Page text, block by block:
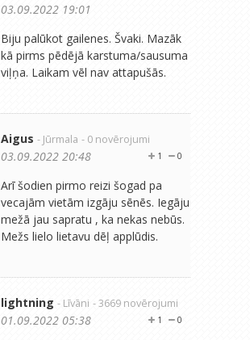
03.09.2022 19:01
Biju palūkot gailenes. Švaki. Mazāk
kā pirms pēdējā karstuma/sausuma
viļņa. Laikam vēl nav attapušās.
Aigus - Jūrmala - 0 novērojumi
0
1
03.09.2022 20:48
Arī šodien pirmo reizi šogad pa
vecajām vietām izgāju sēnēs. Iegāju
mežā jau sapratu , ka nekas nebūs.
Mežs lielo lietavu dēļ applūdis.
lightning - Līvāni - 3669 novērojumi
0
1
01.09.2022 05:38